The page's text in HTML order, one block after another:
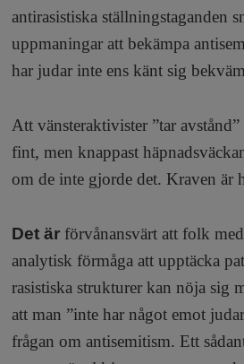
antirasistiska ställningstaganden
uppmaningar att bekämpa
har judar inte ens känt sig
Att vänsteraktivister ”tar
fint, men knappast
om de inte gjorde det. Kraven är
Det är förvånansvärt att folk
analytisk förmåga att upptäcka
rasistiska strukturer kan nöja sig
att man ”inte har något emot
frågan om antisemitism. Ett